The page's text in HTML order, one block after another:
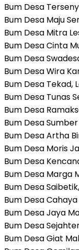
Bum Desa
Bum Desa Maju
Bum Desa Mitra
Bum Desa Cinta
Bum Desa
Bum Desa Wira
Bum Desa Tekad,
Bum Desa Tunas
Bum Desa
Bum Desa
Bum Desa Artha
Bum Desa Moris
Bum Desa
Bum Desa Marga
Bum Desa
Bum Desa
Bum Desa Jaya
Bum Desa
Bum Desa Giat